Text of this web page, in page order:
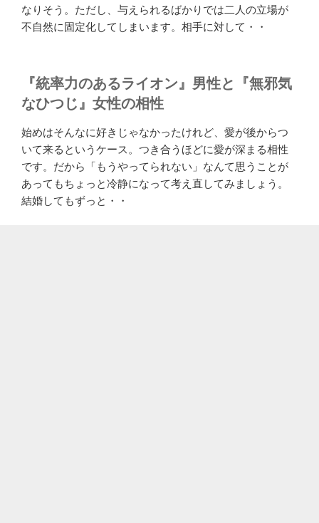
なりそう。ただし、与えられるばかりでは二人の立場が
不自然に固定化してしまいます。相手に対して・・
『統率力のあるライオン』男性と『無邪気
なひつじ』女性の相性
始めはそんなに好きじゃなかったけれど、愛が後からつ
いて来るというケース。つき合うほどに愛が深まる相性
です。だから「もうやってられない」なんて思うことが
あってもちょっと冷静になって考え直してみましょう。
結婚してもずっと・・